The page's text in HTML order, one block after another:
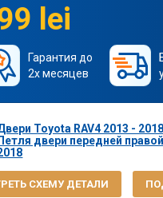
lei
Гарантия до
2х месяцев
Toyota RAV4 2013 - 2018
Петля двери передней
СХЕМУ ДЕТАЛИ